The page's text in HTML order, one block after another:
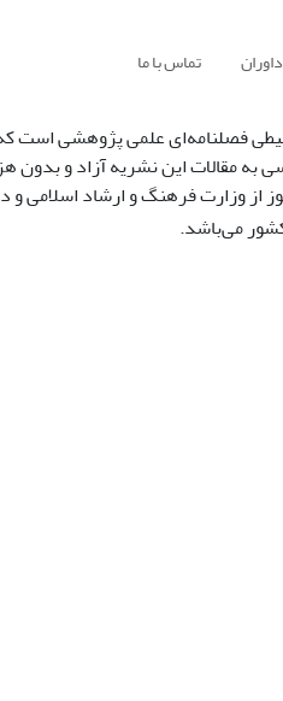
داوران تماس با ما
فصلنامه‌ای علمی پژوهشی است
مقالات این نشریه آزاد و بدون
از وزارت فرهنگ و ارشاد اسلامی و
می‌باشد.